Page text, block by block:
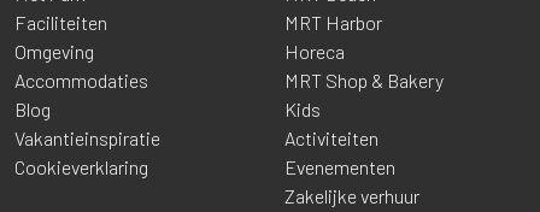
Faciliteiten
Omgeving
Accommodaties
Blog
Vakantieinspiratie
Cookieverklaring
MRT Harbor
Horeca
MRT Shop & Bakery
Kids
Activiteiten
Evenementen
Zakelijke verhuur